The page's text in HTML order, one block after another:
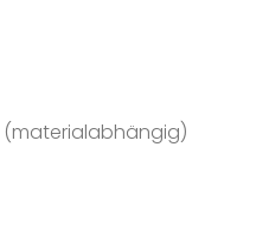
(materialabhängig)